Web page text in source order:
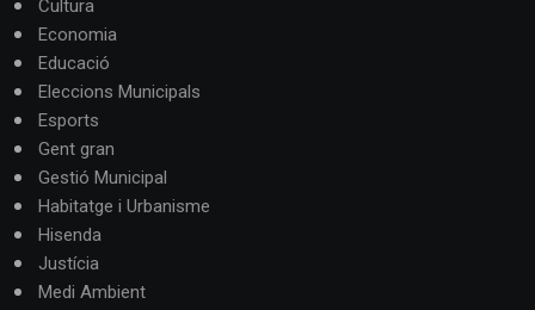
Cultura
Economia
Educació
Eleccions Municipals
Esports
Gent gran
Gestió Municipal
Habitatge i Urbanisme
Hisenda
Justícia
Medi Ambient